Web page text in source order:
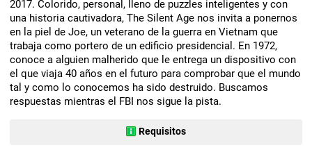
2017. Colorido, personal, lleno de puzzles inteligentes y con
una historia cautivadora, The Silent Age nos invita a ponernos
en la piel de Joe, un veterano de la guerra en Vietnam que
trabaja como portero de un edificio presidencial. En 1972,
conoce a alguien malherido que le entrega un dispositivo con
el que viaja 40 años en el futuro para comprobar que el mundo
tal y como lo conocemos ha sido destruido. Buscamos
respuestas mientras el FBI nos sigue la pista.
Requisitos